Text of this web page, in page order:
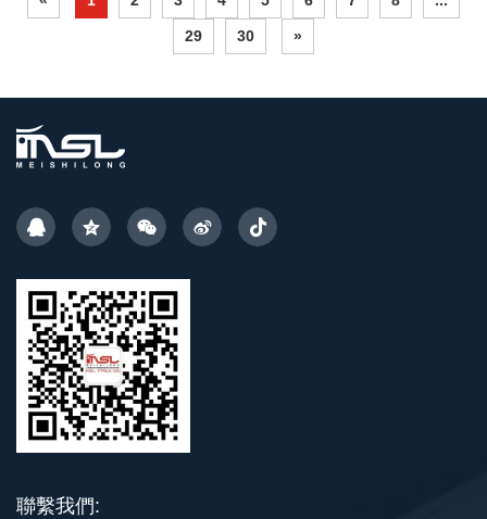
29 30 »
聯繫我們: